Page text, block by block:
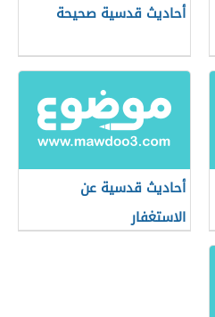
أحاديث قدسية صحيحة
أحاديث قدسية عن
الاستغفار